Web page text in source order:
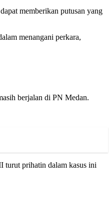
memberikan putusan yang
menangani perkara,
berjalan di PN Medan.
turut prihatin dalam kasus ini